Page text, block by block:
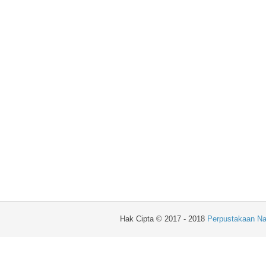
Hak Cipta © 2017 - 2018 Perpustakaan